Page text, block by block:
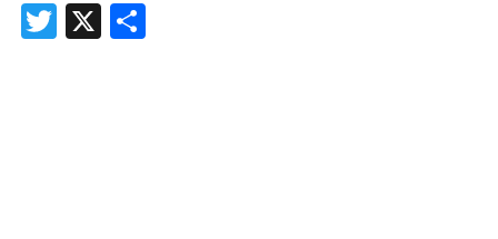
Twitter
X